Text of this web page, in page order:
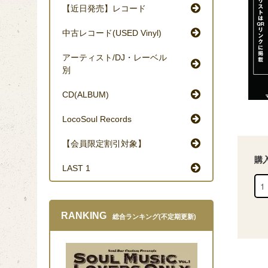
購
【近日発売】レコード
中古レコード(USED Vinyl)
アーティスト/DJ・レーベル
別
CD(ALBUM)
LocoSoul Records
【会員限定割引対象】
LAST 1
RANKING 総合ランキング(不定期更新)